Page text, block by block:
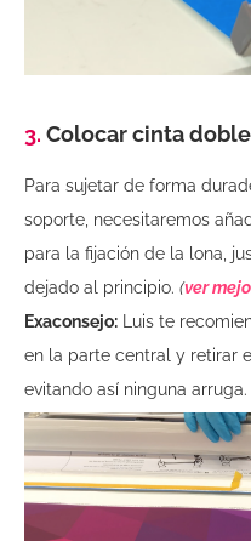
3. Colocar cinta
Para sujetar de forma
soporte, necesitaremos
para la fijación de la lona,
dejado al principio. (ver
Exaconsejo: Luis te
en la parte central y retirar
evitando así ninguna arruga.